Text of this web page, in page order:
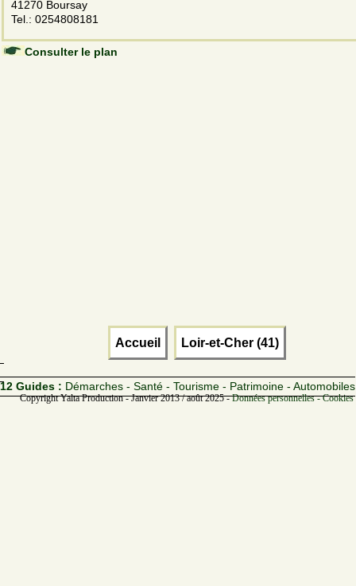
41270 Boursay
Tel.: 0254808181
Consulter le plan
Accueil Loir-et-Cher (41)
12 Guides : Démarches - Santé - Tourisme - Patrimoine - Automobiles
Copyright Yalta Production - Janvier 2013 / août 2025 -Données personnelles -